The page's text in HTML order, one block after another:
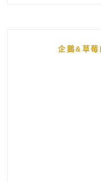
企鵝&草莓